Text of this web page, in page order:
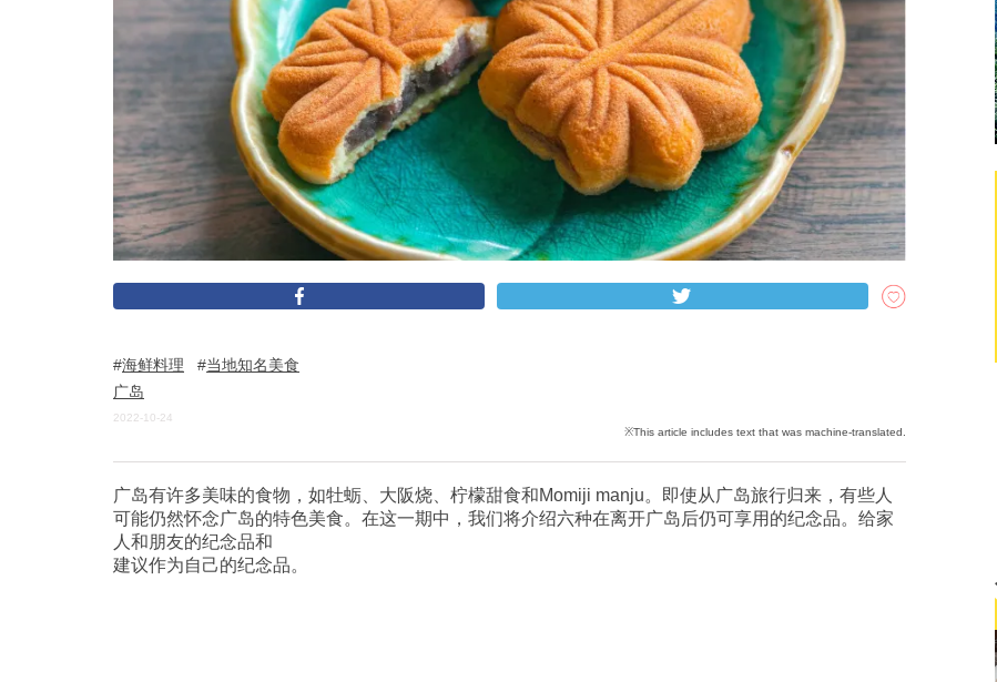
海鲜料理
当地知名美食
广岛
2022-10-24
广岛有许多美味的食物，如牡蛎、大阪烧、柠檬甜食和Momiji manju。即使从广岛旅行归来，有些人
可能仍然怀念广岛的特色美食。在这一期中，我们将介绍六种在离开广岛后仍可享用的纪念品。给家
人和朋友的纪念品和
建议作为自己的纪念品。